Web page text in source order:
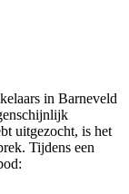
in Barneveld
uitgezocht, is het
Tijdens een